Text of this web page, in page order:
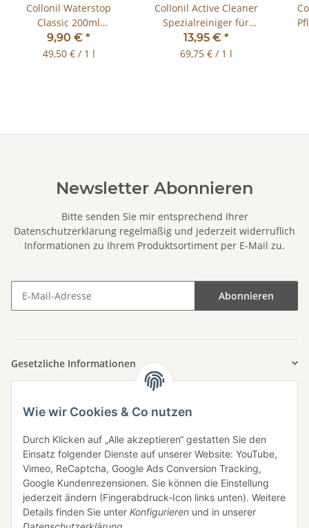
Wie wir Cookies & Co nutzen
Durch Klicken auf „Alle akzeptieren“ gestatten Sie den
Einsatz folgender Dienste auf unserer Website: YouTube,
Vimeo, ReCaptcha, Google Ads Conversion Tracking,
Google Kundenrezensionen. Sie können die Einstellung
jederzeit ändern (Fingerabdruck-Icon links unten). Weitere
Details finden Sie unter Konfigurieren und in unserer
Collonil Waterstop
Classic 200ml
Hochleistungs-
Imprägnierspray
9,90 € *
49,50 € / 1 l
Collonil Active Cleaner
Spezialreiniger für
Outdoor-Ausrüstungen
200ml
13,95 € *
69,75 € / 1 l
Newsletter Abonnieren
Bitte senden Sie mir entsprechend Ihrer
Datenschutzerklärung regelmäßig und jederzeit widerruflich
Informationen zu Ihrem Produktsortiment per E-Mail zu.
Abonnieren
Gesetzliche Informationen
Häufig gesucht
Zahlungsarten